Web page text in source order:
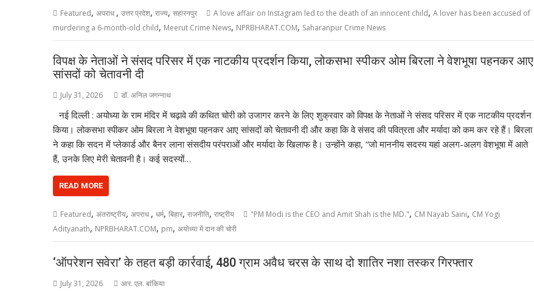
Featured, अपराध , उत्तर प्रदेश, राज्य, सहारनपुर A love affair on Instagram led to the death of an innocent child, A lover has been accused of
murdering a 6-month-old child, Meerut Crime News, NPRBHARAT.COM, Saharanpur Crime News
विपक्ष के नेताओं ने संसद परिसर में एक नाटकीय प्रदर्शन किया, लोकसभा स्पीकर ओम बिरला ने वेशभूषा पहनकर आए
सांसदों को चेतावनी दी
July 31, 2026 डॉ. अनिल जगन्नाथ
नई दिल्ली : अयोध्या के राम मंदिर में चढ़ावे की कथित चोरी को उजागर करने के लिए शुक्रवार को विपक्ष के नेताओं ने संसद परिसर में एक नाटकीय प्रदर्शन
किया। लोकसभा स्पीकर ओम बिरला ने वेशभूषा पहनकर आए सांसदों को चेतावनी दी और कहा कि वे संसद की पवित्रता और मर्यादा को कम कर रहे हैं। बिरला
ने कहा कि सदन में प्लेकार्ड और बैनर लाना संसदीय परंपराओं और मर्यादा के खिलाफ है। उन्होंने कहा, “जो माननीय सदस्य यहां अलग-अलग वेशभूषा में आते
हैं, उनके लिए मेरी चेतावनी है। कई सदस्यों…
READ MORE
Featured, अंतराष्ट्रीय, अपराध , धर्म, बिहार, राजनीति, राष्ट्रीय "PM Modi is the CEO and Amit Shah is the MD.", CM Nayab Saini, CM Yogi
Adityanath, NPRBHARAT.COM, pm, अयोध्या में दान की चोरी
‘ऑपरेशन सवेरा’ के तहत बड़ी कार्रवाई, 480 ग्राम अवैध चरस के साथ दो शातिर नशा तस्कर गिरफ्तार
July 31, 2026 आर. एल. बांकिया